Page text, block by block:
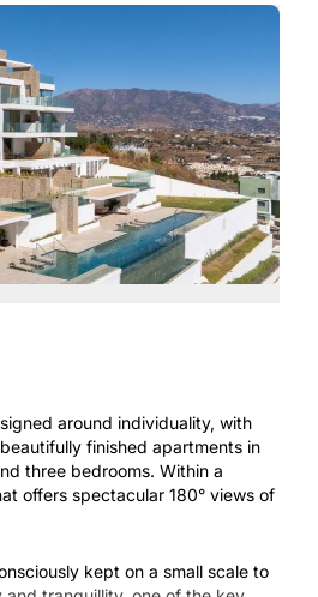
around individuality, with
finished apartments in
three bedrooms. Within a
offers spectacular 180° views of
kept on a small scale to